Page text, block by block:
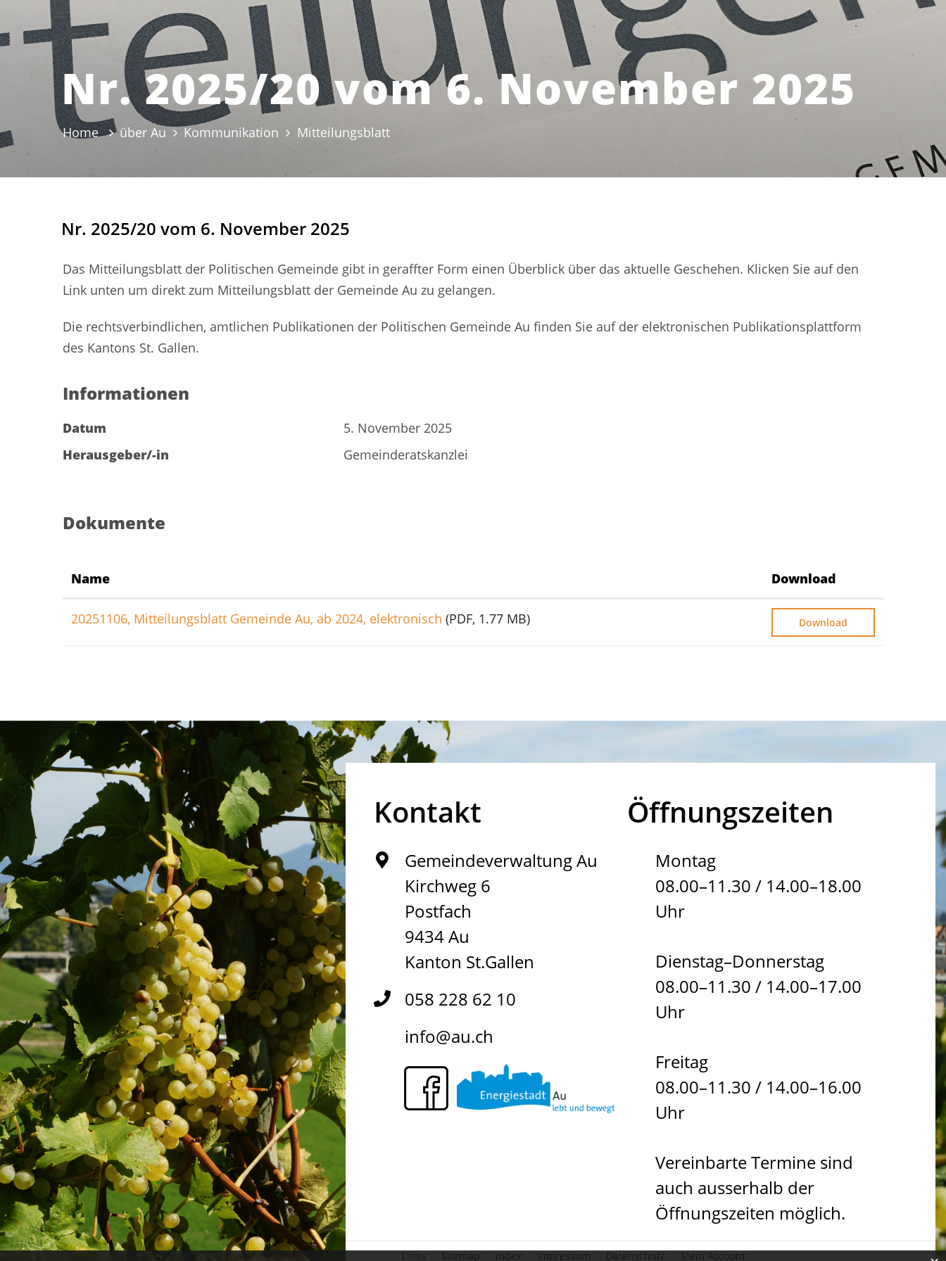
Nr. 2025/20 vom 6. November 2025
Home über Au Kommunikation Mitteilungsblatt(ausgewählt)
Nr. 2025/20 vom 6. November 2025
Das Mitteilungsblatt der Politischen Gemeinde gibt in geraffter Form einen Überblick über das aktuelle Geschehen. Klicken Sie auf den
Link unten um direkt zum Mitteilungsblatt der Gemeinde Au zu gelangen.
Die rechtsverbindlichen, amtlichen Publikationen der Politischen Gemeinde Au finden Sie auf der elektronischen Publikationsplattform
des Kantons St. Gallen.
Informationen
Datum
5. November 2025
Herausgeber/-in
Gemeinderatskanzlei
Dokumente
Name Download
20251106, Mitteilungsblatt Gemeinde Au, ab 2024, elektronisch (PDF, 1.77 MB) Download
Fusszeile Kontakt
Gemeindeverwaltung Au
Kirchweg 6
Postfach
9434 Au
Kanton St.Gallen
058 228 62 10
info@au.ch
Öffnungszeiten
Montag
08.00–11.30 / 14.00–18.00
Uhr
Dienstag–Donnerstag
08.00–11.30 / 14.00–17.00
Uhr
Freitag
08.00–11.30 / 14.00–16.00
Uhr
Vereinbarte Termine sind
auch ausserhalb der
Öffnungszeiten möglich.
Links Sitemap Index Impressum Datenschutz Mein Account